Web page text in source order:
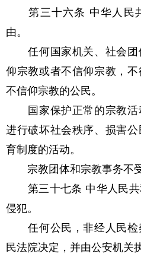
第三十六条 中华人民
由。
任何国家机关、社会团
仰宗教或者不信仰宗教，
不信仰宗教的公民。
国家保护正常的宗教活
进行破坏社会秩序、损害
育制度的活动。
宗教团体和宗教事务不受
第三十七条 中华人民共
侵犯。
任何公民，非经人民检
民法院决定，并由公安机关